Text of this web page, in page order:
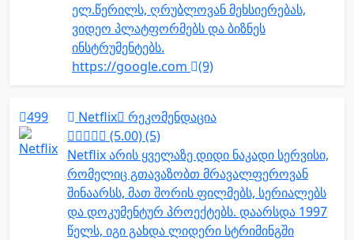
ელ.წერილს, ღრუბლოვან მეხსიერებას,
ვიდეო პლატფორმებს და ბიზნეს
ინსტრუმენტებს.
https://google.com
(9)
499 Netflix
რეკომენდაცია
(5.00) (5)
Netflix არის ყველაზე დიდი ნაკადი სერვისი,
რომელიც გთავაზობთ მრავალფეროვან
შინაარსს, მათ შორის ფილმებს, სერიალებს
და დოკუმენტურ პროექტებს. დაარსდა 1997
წელს, იგი გახდა ლიდერი სტრიმინგში